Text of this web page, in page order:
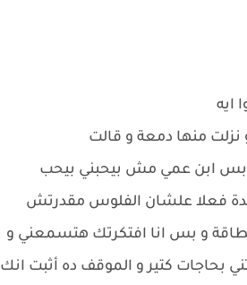
ايه
منها دمعة و قالت
بس ابن عمي مش بيحبني بيحب
فعلا علشان الفلوس مقدرتش
و بس انا افتكرتك هتسمعني و
بحاجات كتير و الموقف ده أثبت انك